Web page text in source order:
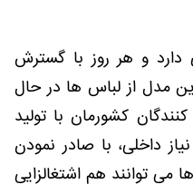
دارد و هر روز با گسترش
مدل از لباس ها در حال
کشورمان با تولید
داخلی، با صادر نمودن
می توانند هم اشتغالزایی